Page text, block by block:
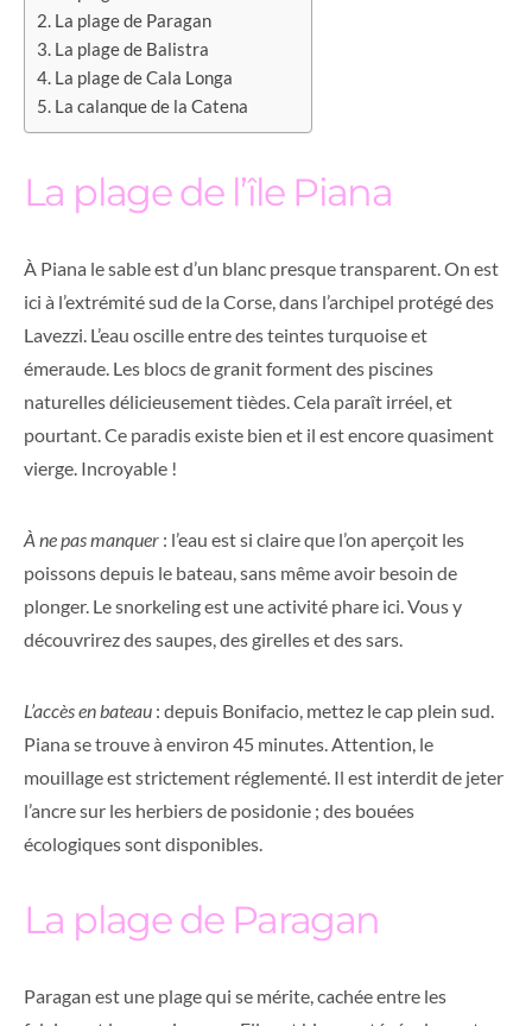
La plage de Paragan
La plage de Balistra
La plage de Cala Longa
La calanque de la Catena
La plage de l’île Piana
À Piana le sable est d’un blanc presque transparent. On est
ici à l’extrémité sud de la Corse, dans l’archipel protégé des
Lavezzi. L’eau oscille entre des teintes turquoise et
émeraude. Les blocs de granit forment des piscines
naturelles délicieusement tièdes. Cela paraît irréel, et
pourtant. Ce paradis existe bien et il est encore quasiment
vierge. Incroyable !
À ne pas manquer : l’eau est si claire que l’on aperçoit les
poissons depuis le bateau, sans même avoir besoin de
plonger. Le snorkeling est une activité phare ici. Vous y
découvrirez des saupes, des girelles et des sars.
L’accès en bateau : depuis Bonifacio, mettez le cap plein sud.
Piana se trouve à environ 45 minutes. Attention, le
mouillage est strictement réglementé. Il est interdit de jeter
l’ancre sur les herbiers de posidonie ; des bouées
écologiques sont disponibles.
La plage de Paragan
Paragan est une plage qui se mérite, cachée entre les